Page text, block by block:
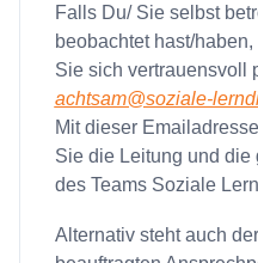
Falls Du/ Sie selbst
beobachtet hast/
Sie sich vertrauensvoll
achtsam@soziale-
Mit dieser
Sie die Leitung und die
des Teams Soziale
Alternativ steht auch